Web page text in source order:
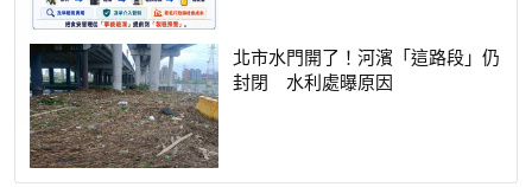
北市水門開了！河濱「這路段」仍
封閉 水利處曝原因